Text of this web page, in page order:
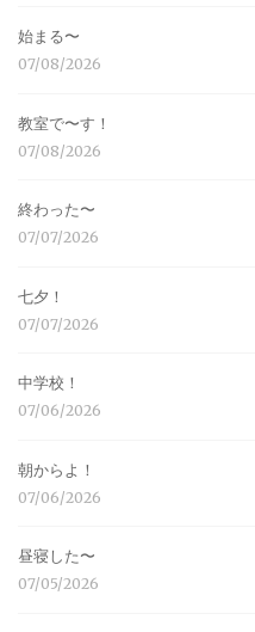
始まる〜
07/08/2026
教室で〜す！
07/08/2026
終わった〜
07/07/2026
七夕！
07/07/2026
中学校！
07/06/2026
朝からよ！
07/06/2026
昼寝した〜
07/05/2026